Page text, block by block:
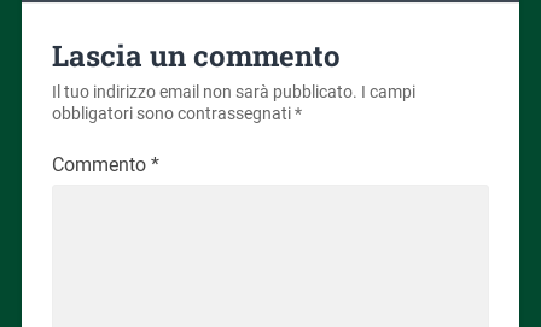
Lascia un commento
Il tuo indirizzo email non sarà pubblicato. I campi
obbligatori sono contrassegnati*
Commento *